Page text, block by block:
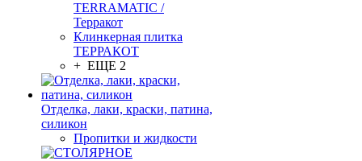
TERRAMATIC /
Терракот
Клинкерная плитка
ТЕРРАКОТ
+ ЕЩЕ 2
Отделка, лаки, краски, патина,
силикон
Пропитки и жидкости